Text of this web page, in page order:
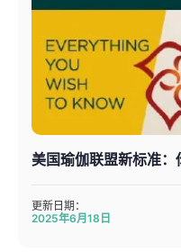
美国瑜伽联盟新标准：
更新日期：
2025年6月18日